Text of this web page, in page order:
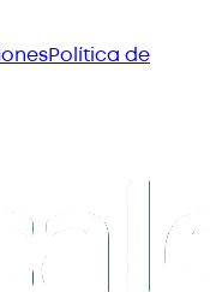
Política de